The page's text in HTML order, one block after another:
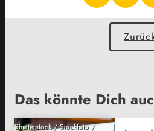
Das könnte Dich
Shutterstock / Stockfoto /